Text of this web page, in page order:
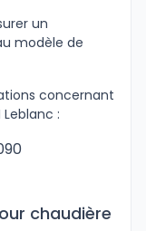
un
modèle de
concernant
Leblanc :
chaudière